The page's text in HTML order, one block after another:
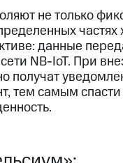
не только
данные
NB-IoT. При
получат
тем самым